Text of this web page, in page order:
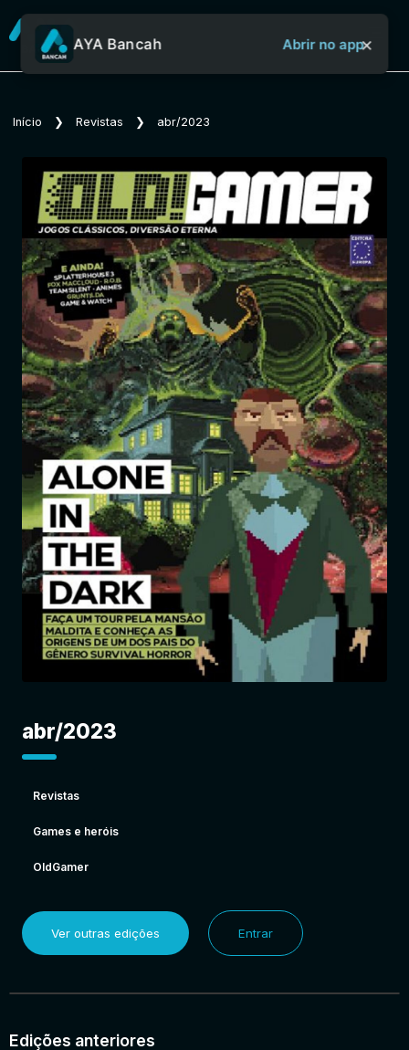
Sobre o Aya Bancah
Início
Revistas
Jornais
Notícias
Entrar
AYA Bancah Abrir no app×
Início ❯ Revistas ❯ abr/2023
abr/2023
Revistas
Games e heróis
OldGamer
Ver outras edições Entrar
Edições anteriores